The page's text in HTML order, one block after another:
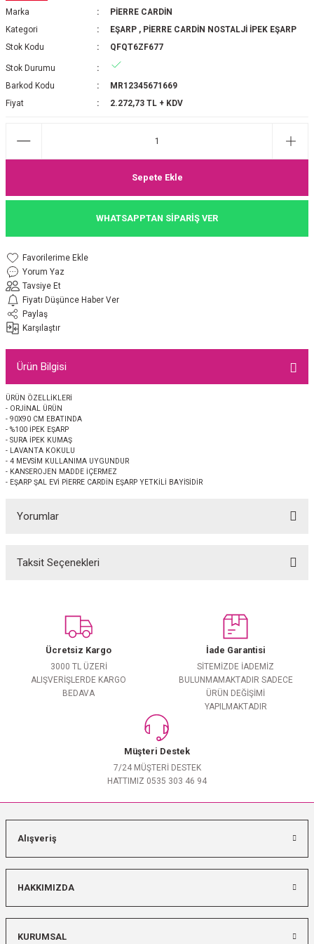
2025-2026 SONBAHAR KIŞ
JAKAR EŞARP
PAMUK EŞARP
İPEK EŞARP
EŞARP 2025-2026 SONBAHAR KIŞ
EŞARP
ŞAL
MEDİNE İPEĞİ ŞAL
ŞAL
JAKAR ŞAL
İpek Koton Şal
Marka
PİERRE CARDİN
Kategori
EŞARP , PİERRE CARDİN NOSTALJİ İPEK EŞARP
Stok Kodu
QFQT6ZF677
Stok Durumu
Barkod Kodu
MR12345671669
Fiyat
2.272,73 TL + KDV
Sepete Ekle
WHATSAPPTAN SİPARİŞ VER
Yorum Yaz
Tavsiye Et
Fiyatı Düşünce Haber Ver
Paylaş
Karşılaştır
Ürün Bilgisi
ÜRÜN ÖZELLİKLERİ
- ORJİNAL ÜRÜN
- 90X90 CM EBATINDA
- %100 İPEK EŞARP
- SURA İPEK KUMAŞ
- LAVANTA KOKULU
- 4 MEVSİM KULLANIMA UYGUNDUR
- KANSEROJEN MADDE İÇERMEZ
- EŞARP ŞAL EVİ PİERRE CARDİN EŞARP YETKİLİ BAYİSİDİR
Yorumlar
Taksit Seçenekleri
Ücretsiz Kargo
3000 TL ÜZERİ
ALIŞVERİŞLERDE KARGO
BEDAVA
İade Garantisi
SİTEMİZDE İADEMİZ
BULUNMAMAKTADIR SADECE
ÜRÜN DEĞİŞİMİ
YAPILMAKTADIR
Müşteri Destek
7/24 MÜŞTERİ DESTEK
HATTIMIZ 0535 303 46 94
Alışveriş
HAKKIMIZDA
KURUMSAL